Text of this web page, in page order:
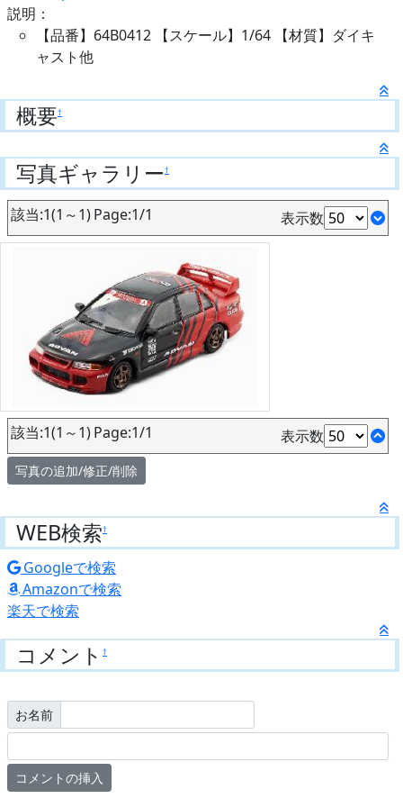
説明：
【品番】64B0412 【スケール】1/64 【材質】ダイキ
ャスト他
概要†
写真ギャラリー†
該当:1(1～1) Page:1/1 表示数
該当:1(1～1) Page:1/1 表示数
写真の追加/修正/削除
WEB検索†
Googleで検索
Amazonで検索
楽天で検索
コメント †
お名前